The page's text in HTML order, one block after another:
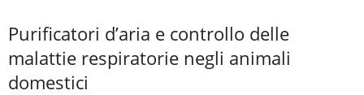
Purificatori d’aria e controllo delle
malattie respiratorie negli animali
domestici